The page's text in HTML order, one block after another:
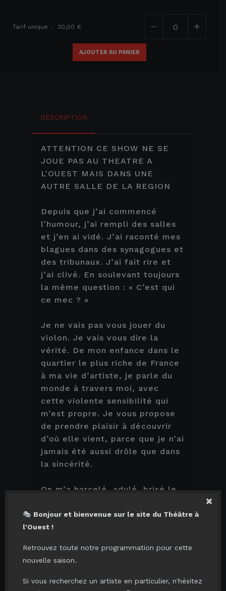
Tarif unique : 30,00 €
AJOUTER AU PANIER
DESCRIPTION
ATTENTION CE SHOW NE SE
JOUE PAS AU THEATRE A
L'OUEST MAIS DANS UNE
AUTRE SALLE DE LA REGION
Depuis que j’ai commencé
l’humour, j’ai rempli des salles
et j’en ai vidé. J’ai raconté mes
blagues dans des synagogues et
des tribunaux. J’ai fait rire et
j’ai clivé. En soulevant toujours
la même question : « C’est qui
ce mec ? »
Je ne vais pas vous jouer du
violon. Je vais vous dire la
vérité. De mon enfance dans le
quartier le plus riche de France
à ma vie d’artiste, je parle du
monde à travers moi, avec
cette violente sensibilité qui
m’est propre. Je vous propose
de prendre plaisir à découvrir
d’où elle vient, parce que je n’ai
jamais été aussi drôle que dans
la sincérité.
On m’a harcelé, adulé, brisé le
reste quoi ? Le Meilleur et Le
Pire.
×
🎭 Bonjour et bienvenue sur le site du Théâtre à
l'Ouest !
Retrouvez toute notre programmation pour cette
nouvelle saison.
Si vous recherchez un artiste en particulier, n'hésitez